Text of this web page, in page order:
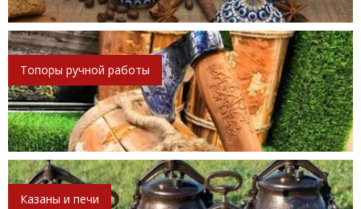
Топоры ручной работы
Казаны и печи